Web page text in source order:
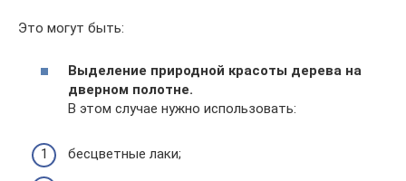
Это могут быть:
Выделение природной красоты дерева на
дверном полотне.
В этом случае нужно использовать:
бесцветные лаки;